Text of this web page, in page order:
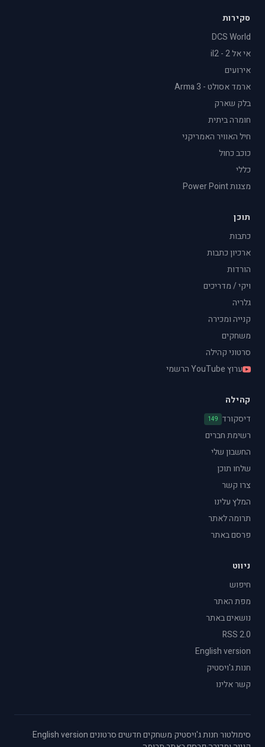
סקירות
DCS World
אי אל 2 - il2
אירועים
ארמד אסולט - Arma 3
בלק שארק
חומרה ביתית
חיל האוויר האמריקני
כוכב כחול
כללי
מצגות Power Point
תוכן
כתבות
ארכיון כתבות
הורדות
ויקי / מדריכים
גלריה
קנייה ומכירה
משחקים
סרטוני קהילה
ערוץ YouTube הרשמי
קהילה
דיסקורד 149
רשימת חברים
החשבון שלי
שלחו תוכן
צרו קשר
המלץ עלינו
תרומה לאתר
פרסם באתר
ניווט
חיפוש
מפת האתר
נושאים באתר
RSS 2.0
English version
חנות ג'ויסטיק
קשר אלינו
סימולטור·חנות ג'ויסטיק·משחקים חדשים·סרטונים·
English version
·